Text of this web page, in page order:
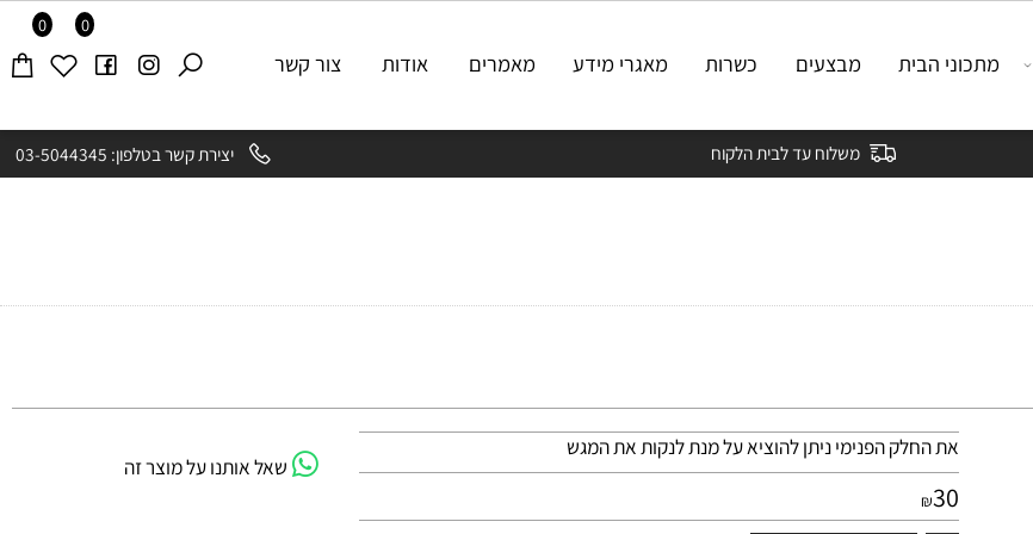
משלוח עד לבית הלקוח יצירת קשר בטלפון: 03-5044345
0 0
מתכוני הבית מבצעים כשרות מאגרי מידע מאמרים אודות צור קשר
את החלק הפנימי ניתן להוציא על מנת לנקות את המגש
שאל אותנו על מוצר זה